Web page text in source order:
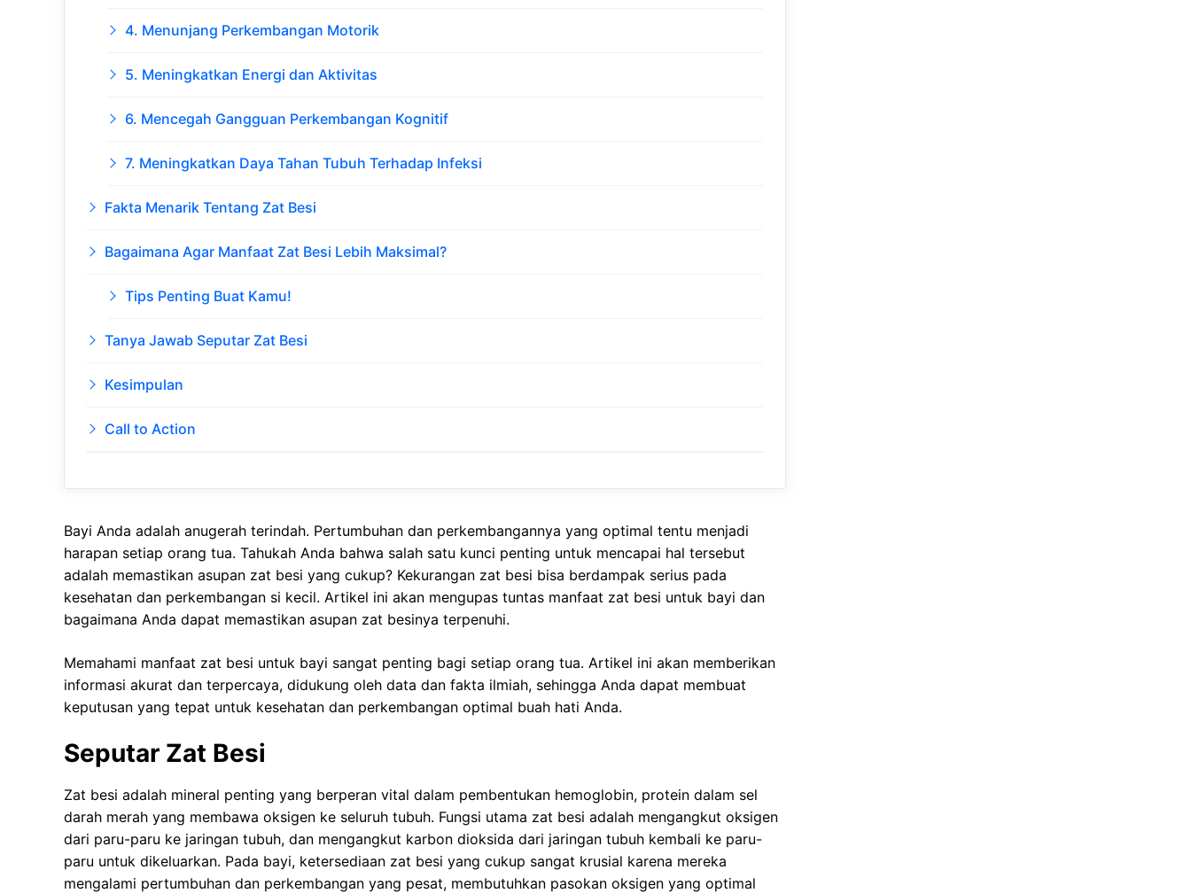
4. Menunjang Perkembangan Motorik
5. Meningkatkan Energi dan Aktivitas
6. Mencegah Gangguan Perkembangan Kognitif
7. Meningkatkan Daya Tahan Tubuh Terhadap Infeksi
Fakta Menarik Tentang Zat Besi
Bagaimana Agar Manfaat Zat Besi Lebih Maksimal?
Tips Penting Buat Kamu!
Tanya Jawab Seputar Zat Besi
Kesimpulan
Call to Action
Bayi Anda adalah anugerah terindah. Pertumbuhan dan perkembangannya yang optimal tentu menjadi
harapan setiap orang tua. Tahukah Anda bahwa salah satu kunci penting untuk mencapai hal tersebut
adalah memastikan asupan zat besi yang cukup? Kekurangan zat besi bisa berdampak serius pada
kesehatan dan perkembangan si kecil. Artikel ini akan mengupas tuntas manfaat zat besi untuk bayi dan
bagaimana Anda dapat memastikan asupan zat besinya terpenuhi.
Memahami manfaat zat besi untuk bayi sangat penting bagi setiap orang tua. Artikel ini akan memberikan
informasi akurat dan terpercaya, didukung oleh data dan fakta ilmiah, sehingga Anda dapat membuat
keputusan yang tepat untuk kesehatan dan perkembangan optimal buah hati Anda.
Seputar Zat Besi
Zat besi adalah mineral penting yang berperan vital dalam pembentukan hemoglobin, protein dalam sel
darah merah yang membawa oksigen ke seluruh tubuh. Fungsi utama zat besi adalah mengangkut oksigen
dari paru-paru ke jaringan tubuh, dan mengangkut karbon dioksida dari jaringan tubuh kembali ke paru-
paru untuk dikeluarkan. Pada bayi, ketersediaan zat besi yang cukup sangat krusial karena mereka
mengalami pertumbuhan dan perkembangan yang pesat, membutuhkan pasokan oksigen yang optimal